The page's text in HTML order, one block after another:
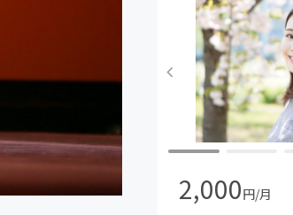
2,000円/月